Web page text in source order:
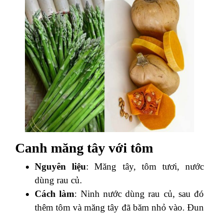
Canh măng tây với tôm
Nguyên liệu: Măng tây, tôm tươi, nước
dùng rau củ.
Cách làm: Ninh nước dùng rau củ, sau đó
thêm tôm và măng tây đã băm nhỏ vào. Đun